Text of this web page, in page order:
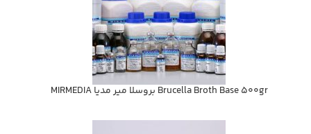
Brucella Broth Base 500gr بروسلا مير مديا MIRMEDIA